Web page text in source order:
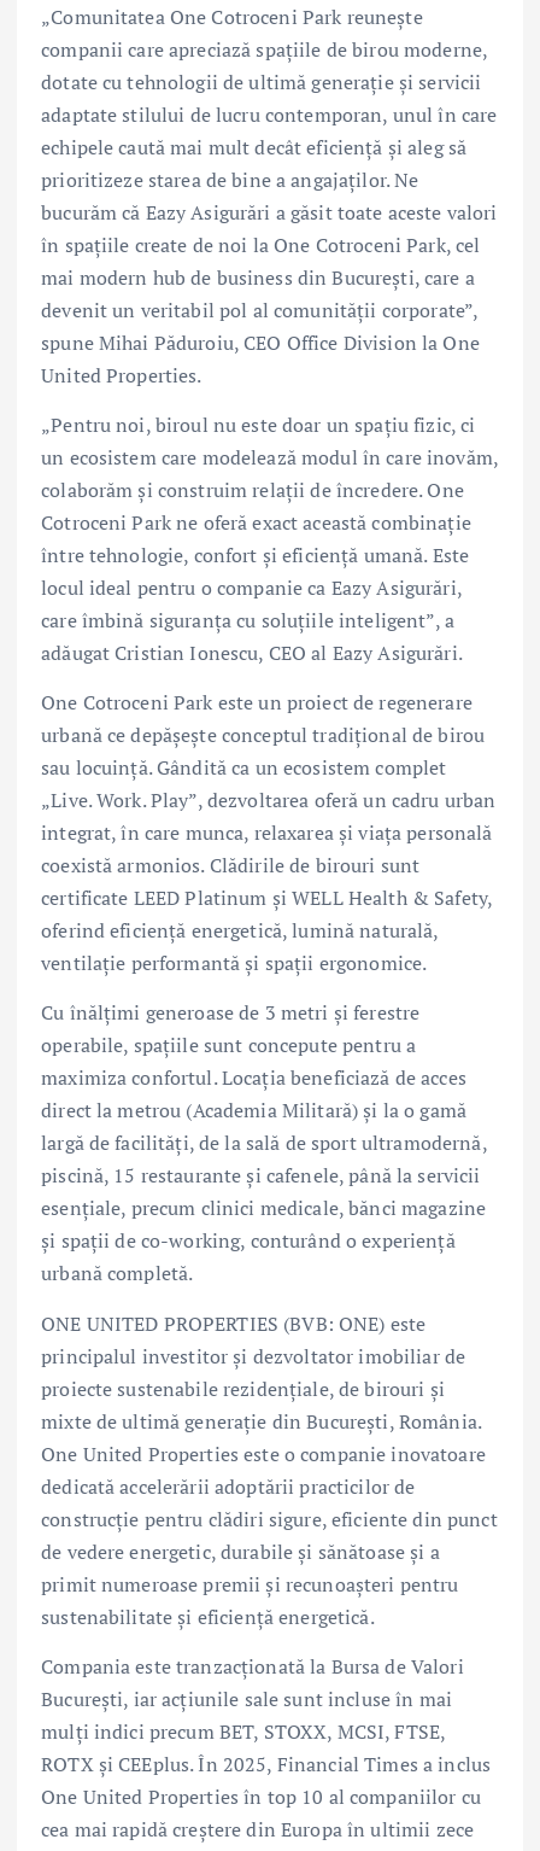
„Comunitatea One Cotroceni Park reunește
companii care apreciază spațiile de birou moderne,
dotate cu tehnologii de ultimă generație și servicii
adaptate stilului de lucru contemporan, unul în care
echipele caută mai mult decât eficiență și aleg să
prioritizeze starea de bine a angajaților. Ne
bucurăm că Eazy Asigurări a găsit toate aceste valori
în spațiile create de noi la One Cotroceni Park, cel
mai modern hub de business din București, care a
devenit un veritabil pol al comunității corporate”,
spune Mihai Păduroiu, CEO Office Division la One
United Properties.
„Pentru noi, biroul nu este doar un spațiu fizic, ci
un ecosistem care modelează modul în care inovăm,
colaborăm și construim relații de încredere. One
Cotroceni Park ne oferă exact această combinație
între tehnologie, confort și eficiență umană. Este
locul ideal pentru o companie ca Eazy Asigurări,
care îmbină siguranța cu soluțiile inteligent”, a
adăugat Cristian Ionescu, CEO al Eazy Asigurări.
One Cotroceni Park este un proiect de regenerare
urbană ce depășește conceptul tradițional de birou
sau locuință. Gândită ca un ecosistem complet
„Live. Work. Play”, dezvoltarea oferă un cadru urban
integrat, în care munca, relaxarea și viața personală
coexistă armonios. Clădirile de birouri sunt
certificate LEED Platinum și WELL Health & Safety,
oferind eficiență energetică, lumină naturală,
ventilație performantă și spații ergonomice.
Cu înălțimi generoase de 3 metri și ferestre
operabile, spațiile sunt concepute pentru a
maximiza confortul. Locația beneficiază de acces
direct la metrou (Academia Militară) și la o gamă
largă de facilități, de la sală de sport ultramodernă,
piscină, 15 restaurante și cafenele, până la servicii
esențiale, precum clinici medicale, bănci magazine
și spații de co-working, conturând o experiență
urbană completă.
ONE UNITED PROPERTIES (BVB: ONE) este
principalul investitor și dezvoltator imobiliar de
proiecte sustenabile rezidențiale, de birouri și
mixte de ultimă generație din București, România.
One United Properties este o companie inovatoare
dedicată accelerării adoptării practicilor de
construcție pentru clădiri sigure, eficiente din punct
de vedere energetic, durabile și sănătoase și a
primit numeroase premii și recunoașteri pentru
sustenabilitate și eficiență energetică.
Compania este tranzacționată la Bursa de Valori
București, iar acțiunile sale sunt incluse în mai
mulți indici precum BET, STOXX, MCSI, FTSE,
ROTX și CEEplus. În 2025, Financial Times a inclus
One United Properties în top 10 al companiilor cu
cea mai rapidă creștere din Europa în ultimii zece